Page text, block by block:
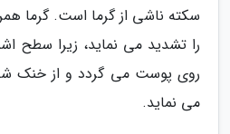
سکته ناشی از گرما است. گرما
را تشدید می نماید، زیرا سطح
روی پوست می گردد و از خنک
می نماید.